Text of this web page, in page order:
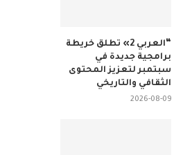
“العربي 2» تطلق خريطة
برامجية جديدة في
سبتمبر لتعزيز المحتوى
الثقافي والتاريخي
2026-08-09